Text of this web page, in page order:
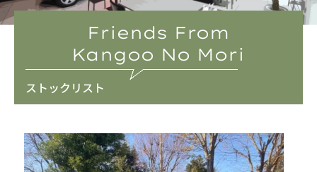
Friends From
Kangoo No Mori
ストックリスト